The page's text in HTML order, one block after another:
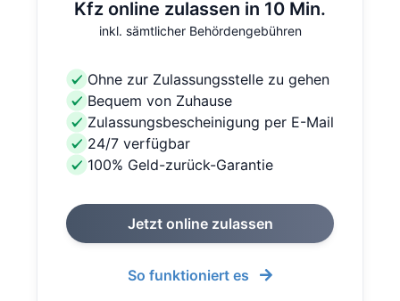
Kfz online zulassen in 10 Min.
inkl. sämtlicher Behördengebühren
Ohne zur Zulassungsstelle zu gehen
Bequem von Zuhause
Zulassungsbescheinigung per E-Mail
24/7 verfügbar
100% Geld-zurück-Garantie
Jetzt online zulassen
So funktioniert es